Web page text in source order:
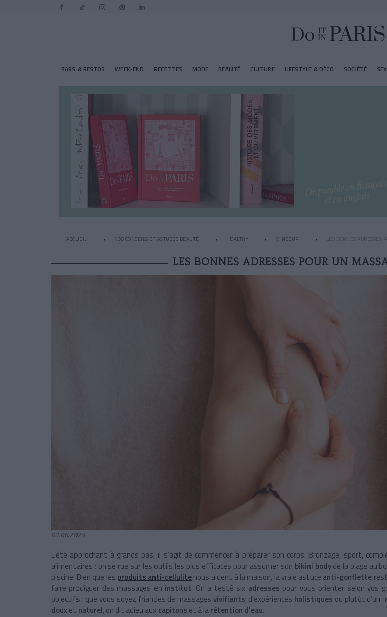
BARS & RESTOS WEEK-END RECETTES MODE BEAUTÉ CULTURE LIFESTYLE & DÉCO SOCIÉTÉ
ACCUEIL NOS CONSEILS ET ASTUCES BEAUTÉ HEALTHY MINCEUR LES BONNES ADRESSES
LES BONNES ADRESSES POUR UN
03.06.2025
L’été approchant à grands pas, il s’agit de commencer à préparer son corps. Bronzage, sport,
alimentaires : on se rue sur les outils les plus efficaces pour assumer son bikini bodyde la plage au
piscine. Bien que les produits anti-cellulitenous aident à la maison, la vraie astuce anti-gonflette
faire prodiguer des massages en institut. On a testé six adresses pour vous orienter selon vos
objectifs : que vous soyez friandes de massages vivifiants, d'expériences holistiques ou plutôt d’un
doux et naturel, on dit adieu aux capitons et à larétention d’eau.